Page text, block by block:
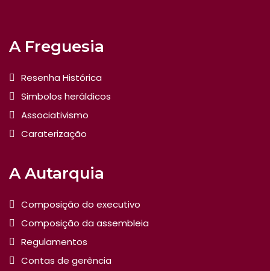
A Freguesia
Resenha Histórica
Simbolos heráldicos
Associativismo
Caraterização
A Autarquia
Composição do executivo
Composição da assembleia
Regulamentos
Contas de gerência